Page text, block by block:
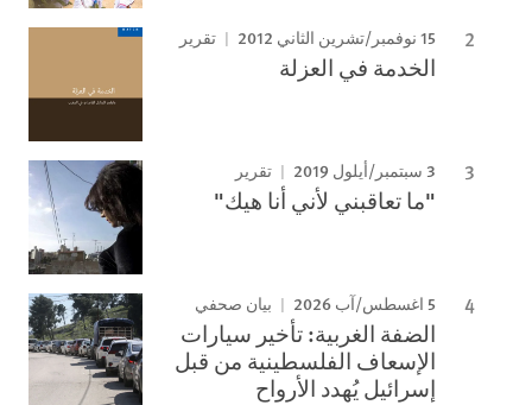
15 نوفمبر/تشرين الثاني 2012 تقرير
الخدمة في العزلة
3 سبتمبر/أيلول 2019 تقرير
"ما تعاقبني لأني أنا هيك"
5 اغسطس/آب 2026 بيان صحفي
الضفة الغربية: تأخير سيارات
الإسعاف الفلسطينية من قبل
إسرائيل يُهدد الأرواح